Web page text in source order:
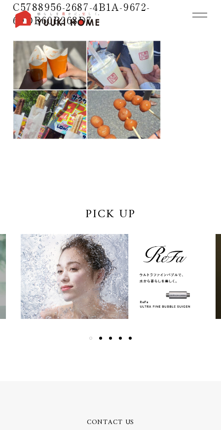
C5788956-2687-4B1A-9672-
6FDB60B268D7
PICK UP
CONTACT US